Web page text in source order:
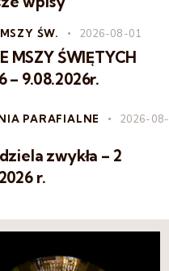
ŚW. 2026-08-01
MSZY ŚWIĘTYCH
– 9.08.2026r.
PARAFIALNE
2026-08-
zwykła – 2
r.